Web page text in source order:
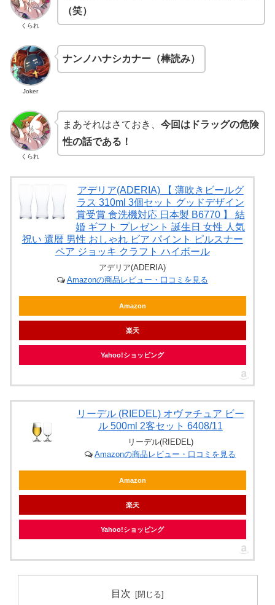
くられ
（笑）
Joker
ナンノハナシカナー（棒読み）
くられ
まあそれはさておき、 今回はドラッグの危険
性の話である！
アデリア(ADERIA) 【 薄吹きビールグ
ラス 310ml 3個セット グッドデザイン
賞受賞 食洗機対応 日本製 B6770 】 結
婚 ギフト プレゼント 誕生日 女性 人気
祝い 還暦 男性 おしゃれ ビア パイント ピルスナー
ペア ジョッキ クラフト ハイボール
アデリア(ADERIA)
Amazonの商品レビュー・口コミを見る
Amazon
楽天
Yahoo!ショッピング
リーデル (RIEDEL) オヴァチュア ビー
ル 500ml 2客セット 6408/11
リーデル(RIEDEL)
Amazonの商品レビュー・口コミを見る
Amazon
楽天
Yahoo!ショッピング
目次